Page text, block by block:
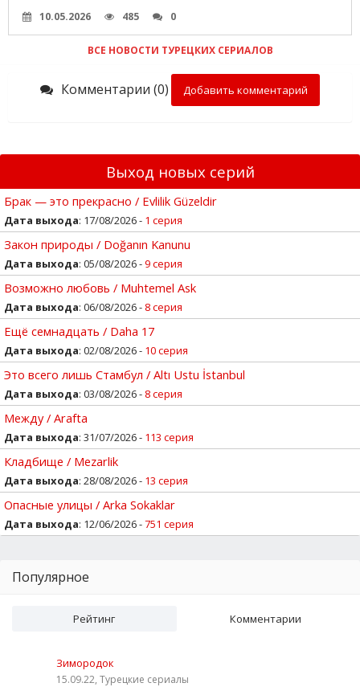
10.05.2026 485 0
ВСЕ НОВОСТИ ТУРЕЦКИХ СЕРИАЛОВ
Комментарии (0) Добавить комментарий
Выход новых серий
Брак — это прекрасно / Evlilik Güzeldir
Дата выхода: 17/08/2026 - 1 серия
Закон природы / Doğanın Kanunu
Дата выхода: 05/08/2026 -9 серия
Возможно любовь / Muhtemel Ask
Дата выхода: 06/08/2026 - 8 серия
Ещё семнадцать / Daha 17
Дата выхода: 02/08/2026 - 10 серия
Это всего лишь Стамбул / Altı Ustu İstanbul
Дата выхода: 03/08/2026 - 8 серия
Между / Arafta
Дата выхода: 31/07/2026 - 113 серия
Кладбище / Mezarlik
Дата выхода: 28/08/2026 - 13 серия
Опасные улицы / Arka Sokaklar
Дата выхода: 12/06/2026 -751 серия
Популярное
Рейтинг Комментарии
Зимородок
15.09.22, Турецкие сериалы